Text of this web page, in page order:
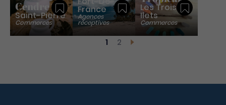
Sauvegarder
Cendre
Saint-Pierre
Commerces
Sauvegarder
France
Agences
réceptives
Les Trois-
Ilets
Commerces
Pagination
Page courante
1 Page
2 Page suivante